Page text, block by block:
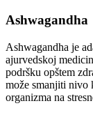
Ashwagandha
Ashwagandha je
ajurvedskoj
podršku opštem
može smanjiti nivo
organizma na